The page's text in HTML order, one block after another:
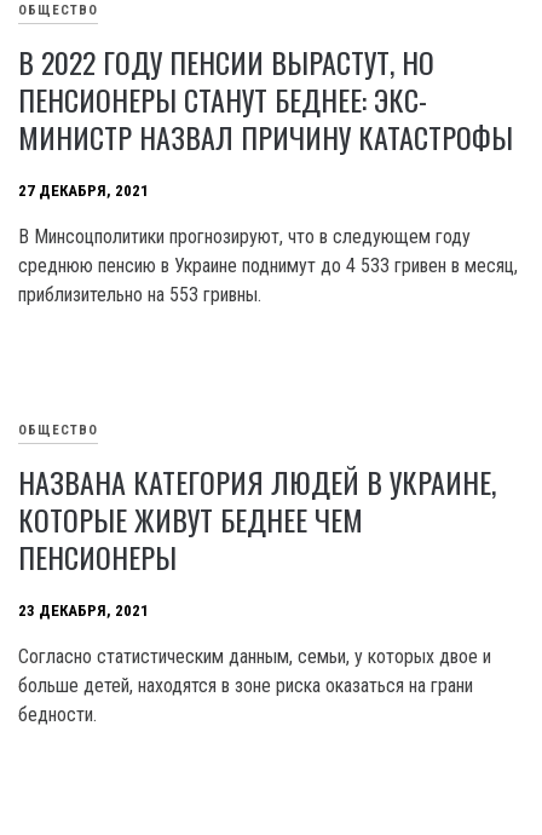
ОБЩЕСТВО
В 2022 ГОДУ ПЕНСИИ ВЫРАСТУТ, НО
ПЕНСИОНЕРЫ СТАНУТ БЕДНЕЕ: ЭКС-
МИНИСТР НАЗВАЛ ПРИЧИНУ КАТАСТРОФЫ
27 ДЕКАБРЯ, 2021
В Минсоцполитики прогнозируют, что в следующем году
среднюю пенсию в Украине поднимут до 4 533 гривен в месяц,
приблизительно на 553 гривны.
ОБЩЕСТВО
НАЗВАНА КАТЕГОРИЯ ЛЮДЕЙ В УКРАИНЕ,
КОТОРЫЕ ЖИВУТ БЕДНЕЕ ЧЕМ
ПЕНСИОНЕРЫ
23 ДЕКАБРЯ, 2021
Согласно статистическим данным, семьи, у которых двое и
больше детей, находятся в зоне риска оказаться на грани
бедности.